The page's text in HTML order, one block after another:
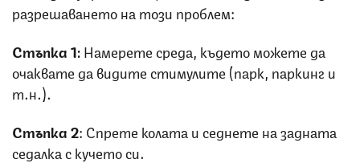
разрешаването на този проблем:
Стъпка 1:Намерете среда, където можете да
очаквате да видите стимулите (парк, паркинг и
т.н.).
Стъпка 2: Спрете колата и седнете на задната
седалка с кучето си.